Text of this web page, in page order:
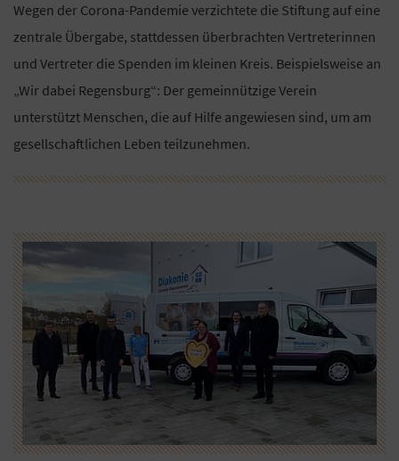
Wegen der Corona-Pandemie verzichtete die Stiftung auf eine
zentrale Übergabe, stattdessen überbrachten Vertreterinnen
und Vertreter die Spenden im kleinen Kreis. Beispielsweise an
„Wir dabei Regensburg“: Der gemeinnützige Verein
unterstützt Menschen, die auf Hilfe angewiesen sind, um am
gesellschaftlichen Leben teilzunehmen.